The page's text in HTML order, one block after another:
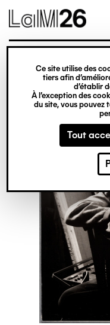
Gestion des cookies
Ce site utilise des
tiers afin
d’établir
À l’exception des
du site, vous pouvez
Tout
contenu